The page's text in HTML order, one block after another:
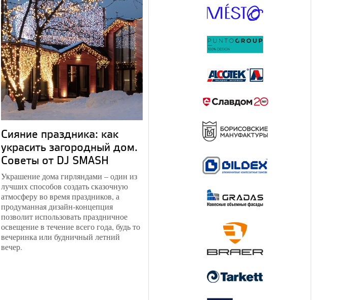
Сияние праздника: как
украсить загородный дом.
Советы от DJ SMASH
Украшение дома гирляндами – один из
лучших способов создать сказочную
атмосферу во время праздников, а
продуманная дизайн-концепция
позволит использовать праздничное
освещение в течение всего года, будь то
вечеринка или будничный летний
вечер.